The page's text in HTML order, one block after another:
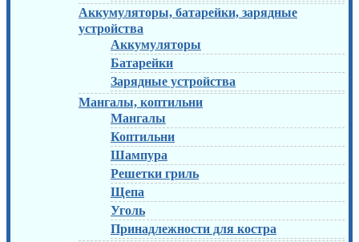
Аккумуляторы, батарейки, зарядные
устройства
Аккумуляторы
Батарейки
Зарядные устройства
Мангалы, коптильни
Мангалы
Коптильни
Шампура
Решетки гриль
Щепа
Уголь
Принадлежности для костра